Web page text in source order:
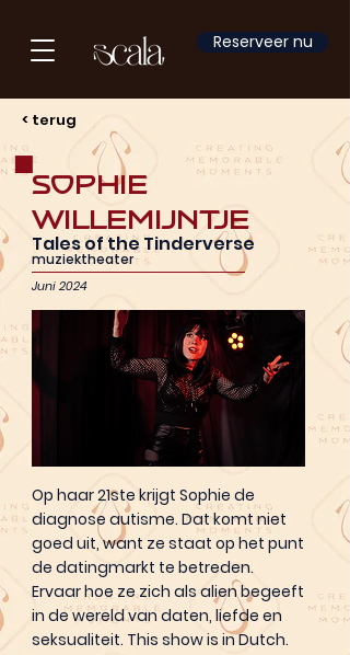
Reserveer nu
< terug
Sophie
Willemijntje
Tales of the Tinderverse
muziektheater
Juni 2024
Op haar 21ste krijgt Sophie de
diagnose autisme. Dat komt niet
goed uit, want ze staat op het punt
de datingmarkt te betreden.
Ervaar hoe ze zich als alien begeeft
in de wereld van daten, liefde en
seksualiteit. This show is in Dutch.